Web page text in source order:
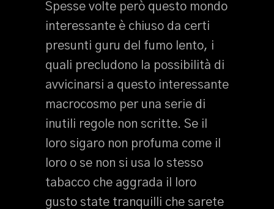
Spesse volte però questo mondo
interessante è chiuso da certi
presunti guru del fumo lento, i
quali precludono la possibilità di
avvicinarsi a questo interessante
macrocosmo per una serie di
inutili regole non scritte. Se il
loro sigaro non profuma come il
loro o se non si usa lo stesso
tabacco che aggrada il loro
gusto state tranquilli che sarete